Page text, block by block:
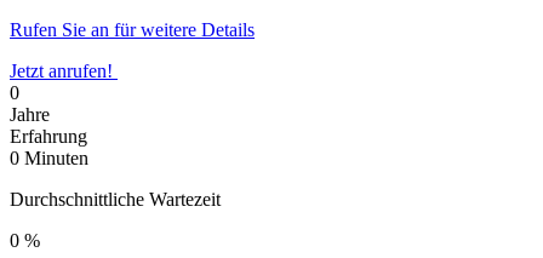
Rufen Sie an für weitere Details
Jetzt anrufen!
0
Jahre
Erfahrung
0 Minuten
Durchschnittliche Wartezeit
0 %